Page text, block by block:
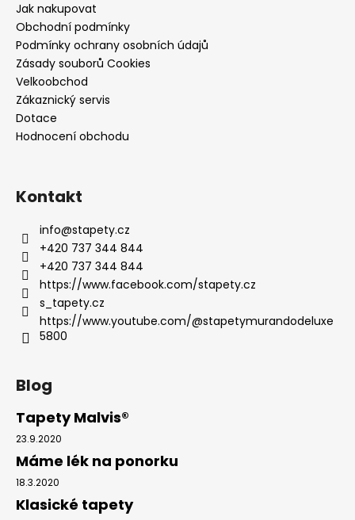
HLEDAT
D
o
u
č
u
e
m
e
OBRAZ
OKNO
STROM
1
599
Kč
Jak nakupovat
Obchodní podmínky
Podmínky ochrany osobních údajů
Zásady souborů Cookies
Velkoobchod
Zákaznický servis
Dotace
Hodnocení obchodu
Kontakt
info@stapety.cz
+420 737 344 844
+420 737 344 844
https://www.facebook.com/stapety.cz
s_tapety.cz
https://www.youtube.com/@stapetymurandodeluxe
5800
Blog
Tapety Malvis®
23.9.2020
Máme lék na ponorku
18.3.2020
Klasické tapety